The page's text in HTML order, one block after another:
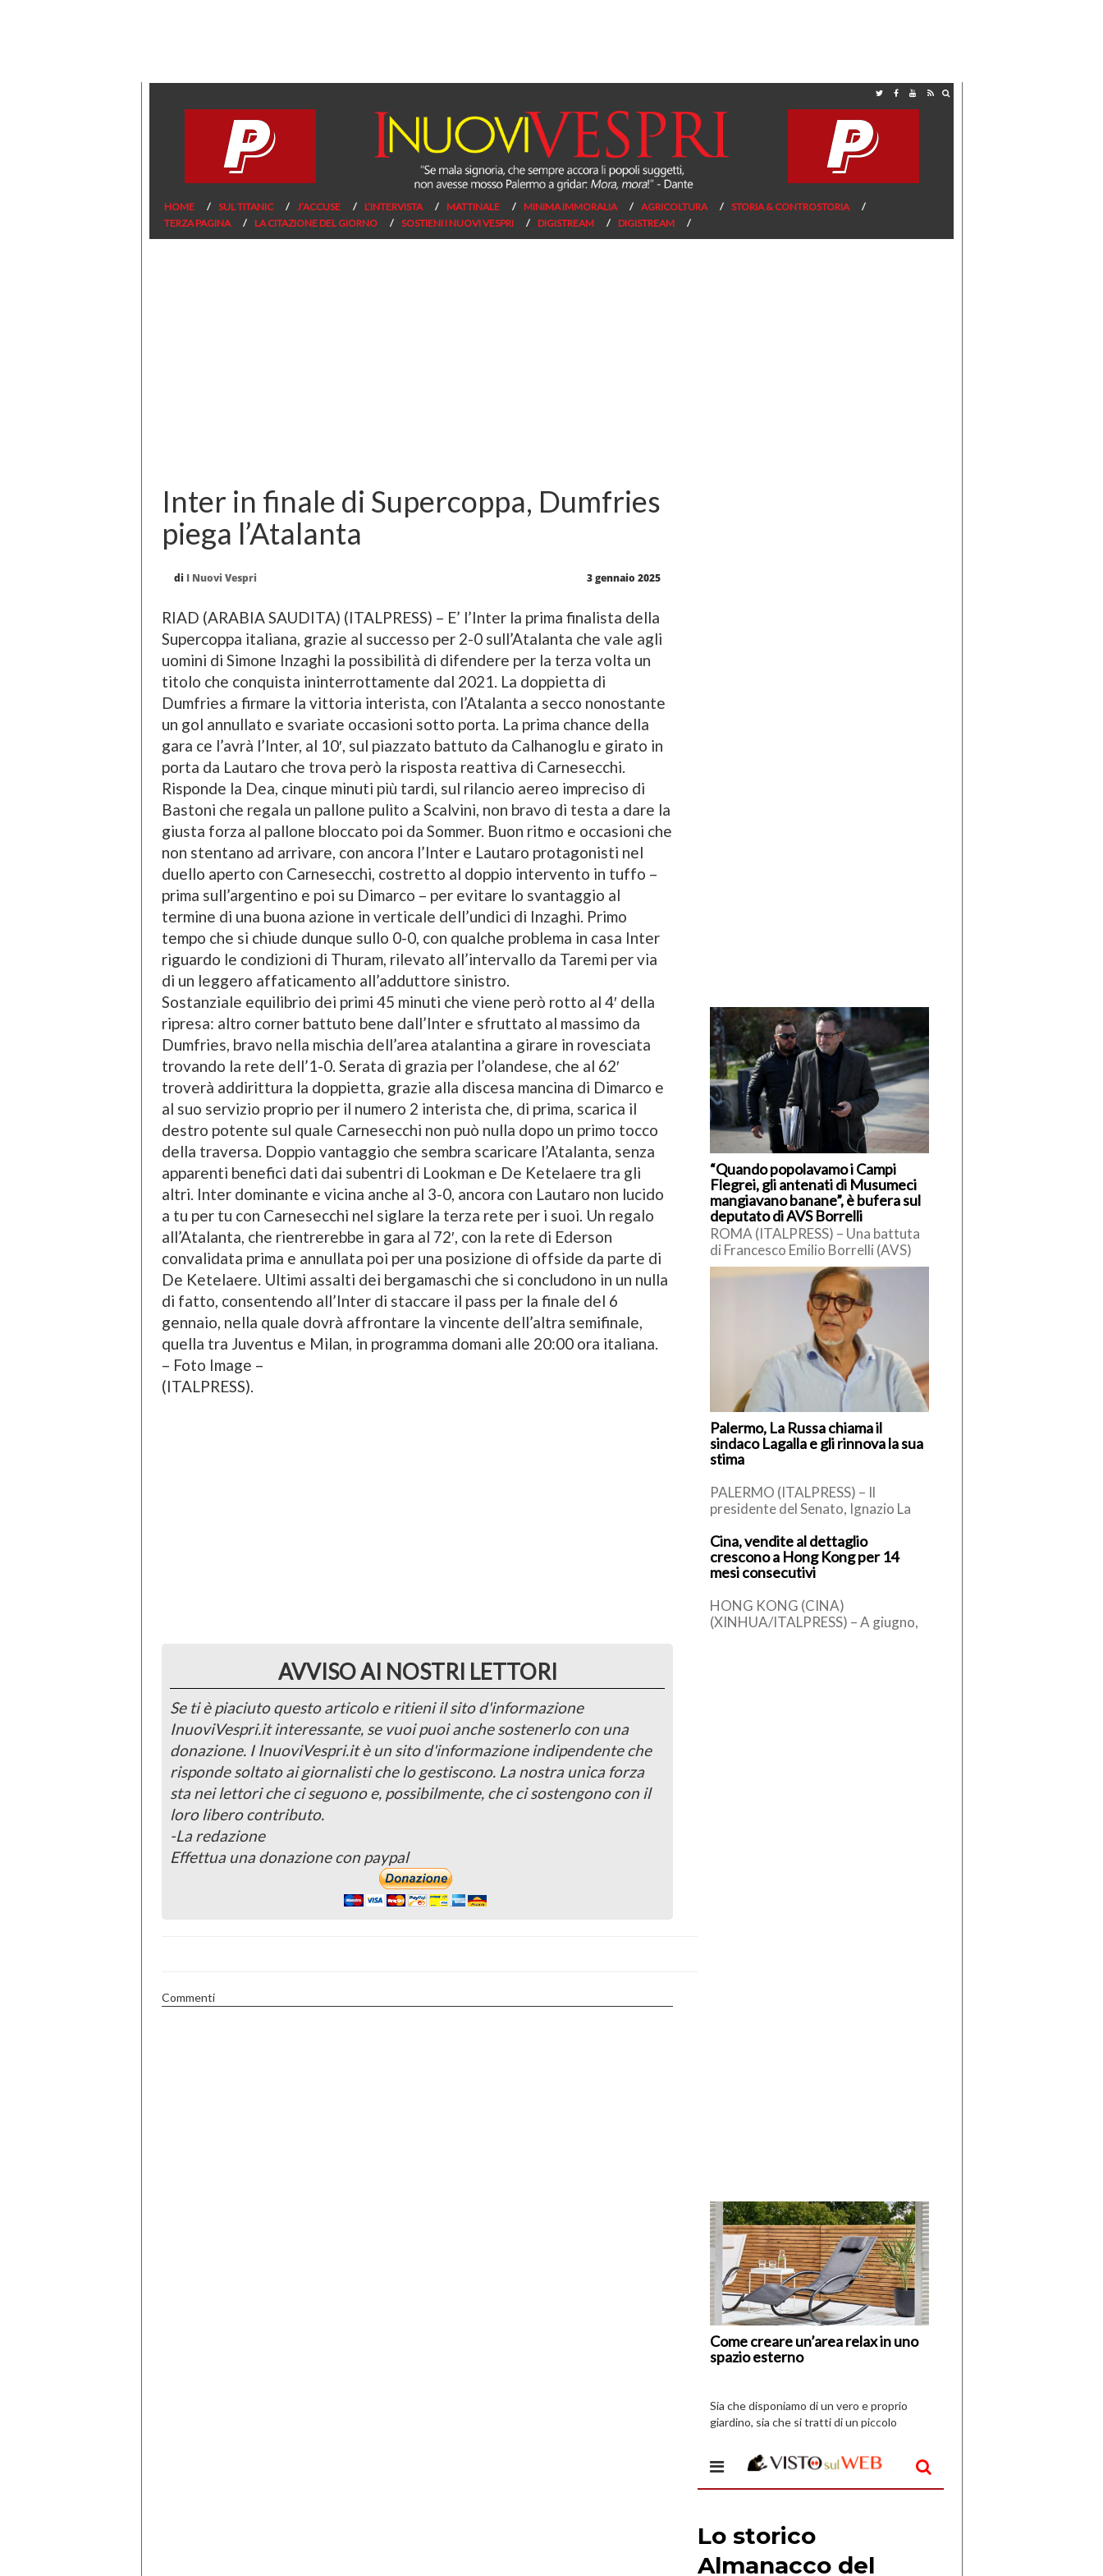
HOME SUL TITANIC J’ACCUSE L’INTERVISTA MATTINALE MINIMA IMMORALIA AGRICOLTURA
STORIA & CONTROSTORIA
TERZA PAGINA
LA CITAZIONE DEL GIORNO SOSTIENI I NUOVI VESPRI DIGISTREAM DIGISTREAM
Inter in finale di Supercoppa, Dumfries
piega l’Atalanta
di I Nuovi Vespri 3 gennaio 2025
RIAD (ARABIA SAUDITA) (ITALPRESS) – E’ l’Inter la prima finalista della
Supercoppa italiana, grazie al successo per 2-0 sull’Atalanta che vale agli
uomini di Simone Inzaghi la possibilità di difendere per la terza volta un
titolo che conquista ininterrottamente dal 2021. La doppietta di
Dumfries a firmare la vittoria interista, con l’Atalanta a secco nonostante
un gol annullato e svariate occasioni sotto porta. La prima chance della
gara ce l’avrà l’Inter, al 10′, sul piazzato battuto da Calhanoglu e girato in
porta da Lautaro che trova però la risposta reattiva di Carnesecchi.
Risponde la Dea, cinque minuti più tardi, sul rilancio aereo impreciso di
Bastoni che regala un pallone pulito a Scalvini, non bravo di testa a dare la
giusta forza al pallone bloccato poi da Sommer. Buon ritmo e occasioni che
non stentano ad arrivare, con ancora l’Inter e Lautaro protagonisti nel
duello aperto con Carnesecchi, costretto al doppio intervento in tuffo –
prima sull’argentino e poi su Dimarco – per evitare lo svantaggio al
termine di una buona azione in verticale dell’undici di Inzaghi. Primo
tempo che si chiude dunque sullo 0-0, con qualche problema in casa Inter
riguardo le condizioni di Thuram, rilevato all’intervallo da Taremi per via
di un leggero affaticamento all’adduttore sinistro.
Sostanziale equilibrio dei primi 45 minuti che viene però rotto al 4′ della
ripresa: altro corner battuto bene dall’Inter e sfruttato al massimo da
Dumfries, bravo nella mischia dell’area atalantina a girare in rovesciata
trovando la rete dell’1-0. Serata di grazia per l’olandese, che al 62′
troverà addirittura la doppietta, grazie alla discesa mancina di Dimarco e
al suo servizio proprio per il numero 2 interista che, di prima, scarica il
destro potente sul quale Carnesecchi non può nulla dopo un primo tocco
della traversa. Doppio vantaggio che sembra scaricare l’Atalanta, senza
apparenti benefici dati dai subentri di Lookman e De Ketelaere tra gli
altri. Inter dominante e vicina anche al 3-0, ancora con Lautaro non lucido
a tu per tu con Carnesecchi nel siglare la terza rete per i suoi. Un regalo
all’Atalanta, che rientrerebbe in gara al 72′, con la rete di Ederson
convalidata prima e annullata poi per una posizione di offside da parte di
De Ketelaere. Ultimi assalti dei bergamaschi che si concludono in un nulla
di fatto, consentendo all’Inter di staccare il pass per la finale del 6
gennaio, nella quale dovrà affrontare la vincente dell’altra semifinale,
quella tra Juventus e Milan, in programma domani alle 20:00 ora italiana.
– Foto Image –
(ITALPRESS).
AVVISO AI NOSTRI LETTORI
Se ti è piaciuto questo articolo e ritieni il sito d'informazione
InuoviVespri.it interessante, se vuoi puoi anche sostenerlo con una
donazione. I InuoviVespri.it è un sito d'informazione indipendente che
risponde soltato ai giornalisti che lo gestiscono. La nostra unica forza
sta nei lettori che ci seguono e, possibilmente, che ci sostengono con il
loro libero contributo.
-La redazione
Effettua una donazione con paypal
Commenti
“Quando popolavamo i Campi
Flegrei, gli antenati di Musumeci
mangiavano banane”, è bufera sul
deputato di AVS Borrelli
ROMA (ITALPRESS) – Una battuta
di Francesco Emilio Borrelli (AVS)
sui siciliani ha innescato polemiche.
Intervistato da Radio Cusano,
Palermo, La Russa chiama il
sindaco Lagalla e gli rinnova la sua
stima
PALERMO (ITALPRESS) – Il
presidente del Senato, Ignazio La
l’Italpress, ha telefonato al sindaco
di Palermo, […]
Cina, vendite al dettaglio
crescono a Hong Kong per 14
mesi consecutivi
HONG KONG (CINA)
(XINHUA/ITALPRESS) – A giugno,
Come creare un’area relax in uno
spazio esterno
di
I
Vespri
Sia che disponiamo di un vero e proprio
giardino, sia che si tratti di un piccolo